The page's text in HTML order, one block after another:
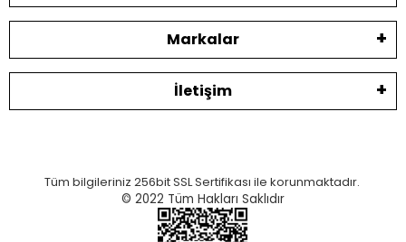
Markalar
İletişim
Tüm bilgileriniz 256bit SSL Sertifikası ile korunmaktadır.
© 2022 Tüm Hakları Saklıdır